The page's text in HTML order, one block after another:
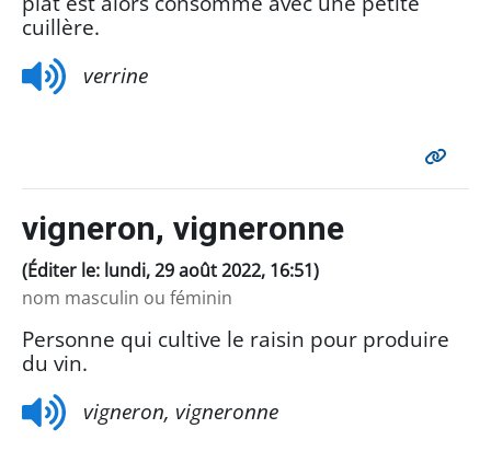
cuillère.
verrine
vigneron, vigneronne
(Éditer le: lundi, 29 août 2022, 16:51)
nom masculin ou féminin
Personne qui cultive le raisin pour produire
du vin.
vigneron, vigneronne